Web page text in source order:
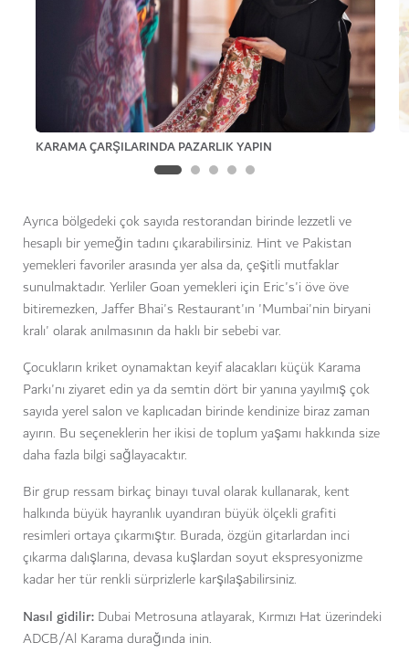
KARAMA ÇARŞILARINDA PAZARLIK YAPIN
Ayrıca bölgedeki çok sayıda restorandan birinde lezzetli ve
hesaplı bir yemeğin tadını çıkarabilirsiniz. Hint ve Pakistan
yemekleri favoriler arasında yer alsa da, çeşitli mutfaklar
sunulmaktadır. Yerliler Goan yemekleri için Eric's'i öve öve
bitiremezken, Jaffer Bhai's Restaurant'ın 'Mumbai'nin biryani
kralı' olarak anılmasının da haklı bir sebebi var.
Çocukların kriket oynamaktan keyif alacakları küçük Karama
Parkı'nı ziyaret edin ya da semtin dört bir yanına yayılmış çok
sayıda yerel salon ve kaplıcadan birinde kendinize biraz zaman
ayırın. Bu seçeneklerin her ikisi de toplum yaşamı hakkında size
daha fazla bilgi sağlayacaktır.
Bir grup ressam birkaç binayı tuval olarak kullanarak, kent
halkında büyük hayranlık uyandıran büyük ölçekli grafiti
resimleri ortaya çıkarmıştır. Burada, özgün gitarlardan inci
çıkarma dalışlarına, devasa kuşlardan soyut ekspresyonizme
kadar her tür renkli sürprizlerle karşılaşabilirsiniz.
Nasıl gidilir: Dubai Metrosuna atlayarak, Kırmızı Hat üzerindeki
ADCB/Al Karama durağında inin.